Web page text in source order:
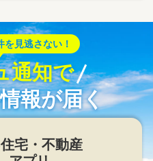
を見逃さない！
通知で
報が届く
宅・不動産